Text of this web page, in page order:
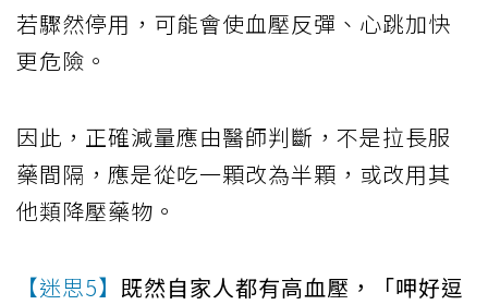
若驟然停用，可能會使血壓反彈、心跳加快
更危險。
因此，正確減量應由醫師判斷，不是拉長服
藥間隔，應是從吃一顆改為半顆，或改用其
他類降壓藥物。
【迷思5】 既然自家人都有高血壓，「呷好逗